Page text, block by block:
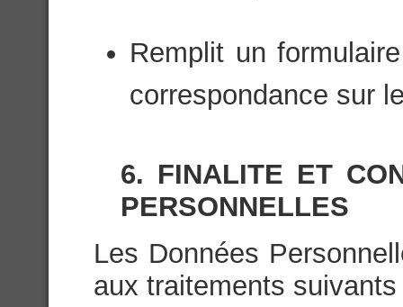
Remplit un
correspondance sur
6. FINALITE ET
PERSONNELLES
Les Données
aux traitements